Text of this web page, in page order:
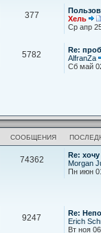
377
Хель
Ср апр
5782
Re:
AlfranZa
Сб май
СООБЩЕНИЯ
74362
Re:
Morgan
Пн июн
9247
Re:
Erich
Вт ноя